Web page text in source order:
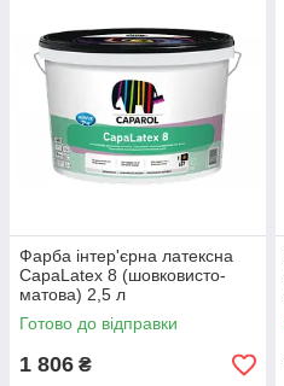
Фарба інтер'єрна латексна
CapaLatex 8 (шовковисто-
матова) 2,5 л
Готово до відправки
1 806 ₴